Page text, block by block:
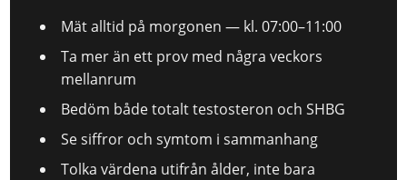
Mät alltid på morgonen — kl. 07:00–11:00
Ta mer än ett prov med några veckors
mellanrum
Bedöm både totalt testosteron och SHBG
Se siffror och symtom i sammanhang
Tolka värdena utifrån ålder, inte bara